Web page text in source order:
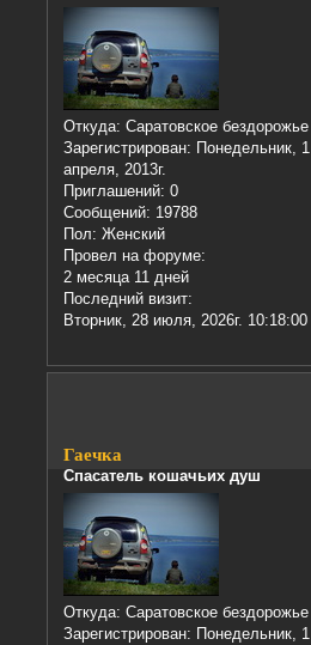
Откуда: Саратовское бездорожье
Зарегистрирован: Понедельник, 1
апреля, 2013г.
Приглашений: 0
Сообщений: 19788
Пол: Женский
Провел на форуме:
2 месяца 11 дней
Последний визит:
Вторник, 28 июля, 2026г. 10:18:00
Гаечка
Спасатель кошачьих душ
Откуда: Саратовское бездорожье
Зарегистрирован: Понедельник, 1